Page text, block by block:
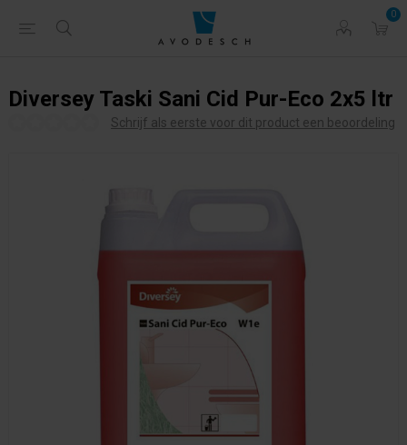
0
Diversey Taski Sani Cid Pur-Eco 2x5 ltr
Schrijf als eerste voor dit product een beoordeling